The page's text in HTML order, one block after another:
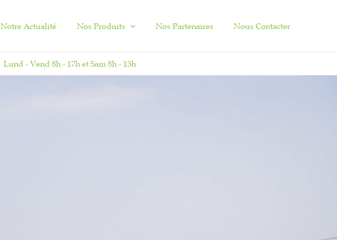
Notre Actualité Nos Produits Nos Partenaires Nous Contacter
Lund - Vend 8h - 17h et Sam 8h - 13h